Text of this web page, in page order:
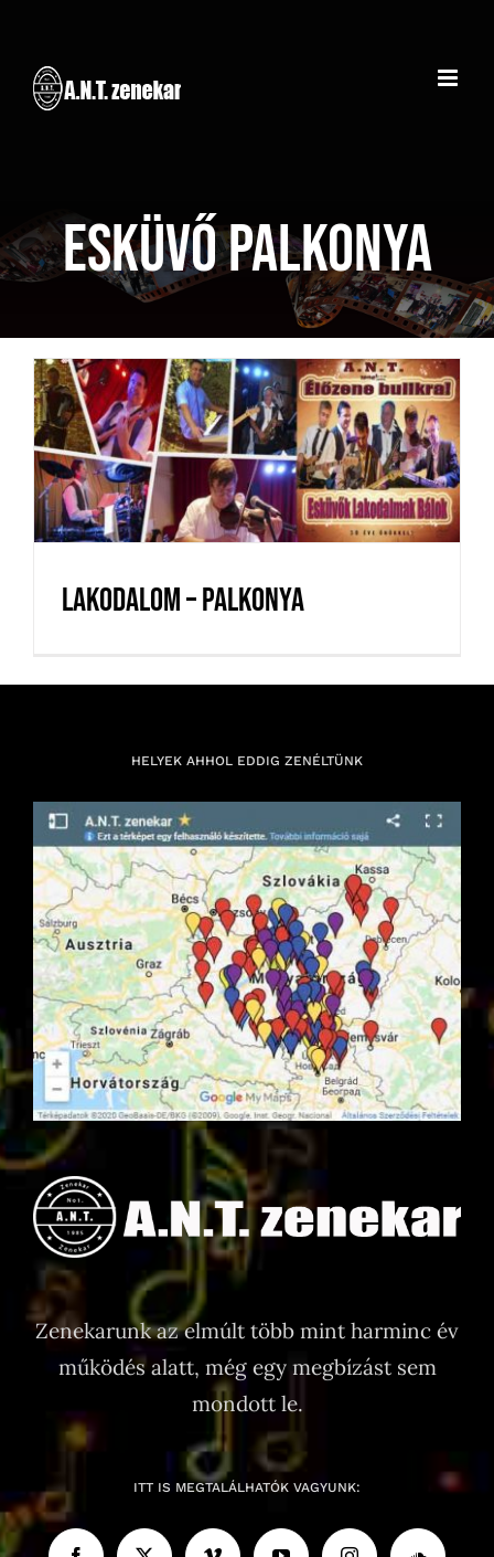
Esküvő Palkonya
Lakodalom – Palkonya
Lakodalom – Palkonya
HELYEK AHHOL EDDIG ZENÉLTÜNK
Zenekarunk az elmúlt több mint harminc év
működés alatt, még egy megbízást sem
mondott le.
ITT IS MEGTALÁLHATÓK VAGYUNK: